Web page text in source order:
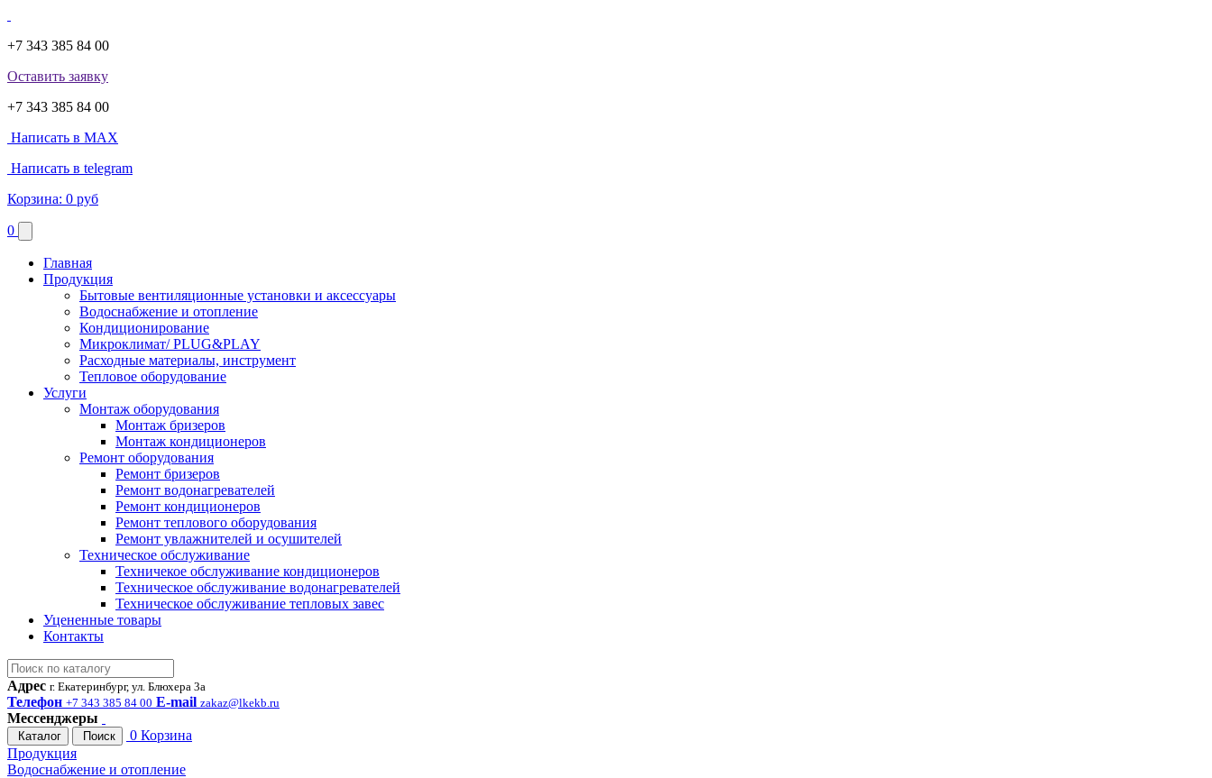
+7 343 385 84 00
Оставить заявку
+7 343 385 84 00
Написать в MAX
Написать в telegram
Корзина: 0 руб
0
Главная
Продукция
Бытовые вентиляционные установки и аксессуары
Водоснабжение и отопление
Кондиционирование
Микроклимат/ PLUG&PLAY
Расходные материалы, инструмент
Тепловое оборудование
Услуги
Монтаж оборудования
Монтаж бризеров
Монтаж кондиционеров
Ремонт оборудования
Ремонт бризеров
Ремонт водонагревателей
Ремонт кондиционеров
Ремонт теплового оборудования
Ремонт увлажнителей и осушителей
Техническое обслуживание
Техничекое обслуживание кондиционеров
Техническое обслуживание водонагревателей
Техническое обслуживание тепловых завес
Уцененные товары
Контакты
Адрес г. Екатеринбург, ул. Блюхера 3а
Телефон +7 343 385 84 00 E-mail zakaz@lkekb.ru
Мессенджеры
Каталог Поиск 0 Корзина
Продукция
Водоснабжение и отопление